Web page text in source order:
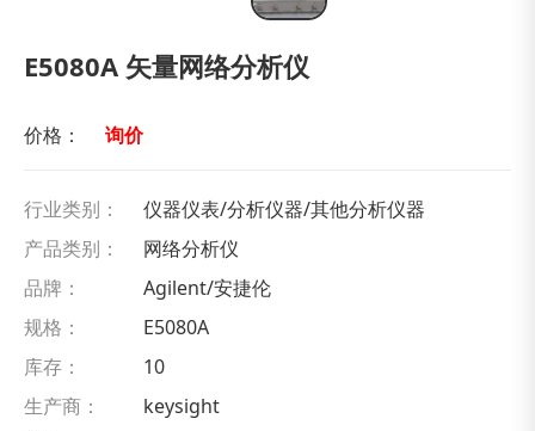
E5080A 矢量网络分析仪
价格： 询价
行业类别：
仪器仪表/分析仪器/其他分析仪器
产品类别：
网络分析仪
品牌：
Agilent/安捷伦
规格：
E5080A
库存：
10
生产商：
keysight